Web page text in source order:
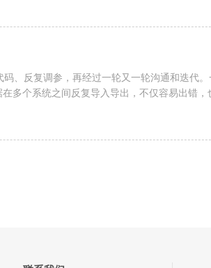
、反复调参，再经过一轮又一轮沟通和迭代
多个系统之间反复导入导出，不仅容易出错，